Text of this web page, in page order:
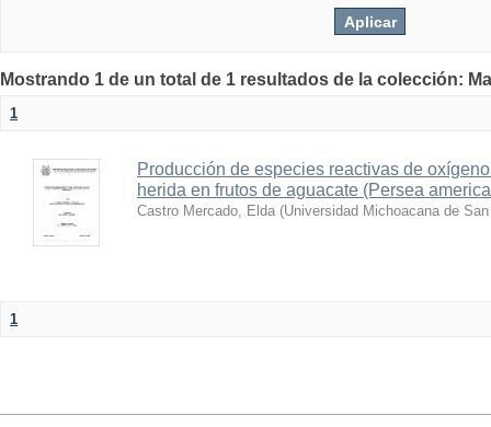
Mostrando 1 de un total de 1 resultados de la colección:
1
Producción de especies reactivas de
herida en frutos de aguacate (Persea
Castro Mercado, Elda (Universidad Michoacana de
1